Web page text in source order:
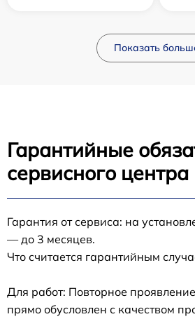
Показать
Гарантийные
сервисного
Гарантия от сервиса: на
— до 3 месяцев.
Что считается гарантийным
Для работ: Повторное
прямо обусловлен с качеством